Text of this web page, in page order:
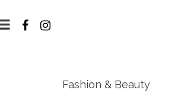
Fashion & Beauty